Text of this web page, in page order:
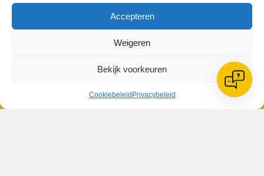
Accepteren
Weigeren
Bekijk voorkeuren
Cookiebeleid Privacybeleid
Reglementen
Belangrijke gegevens